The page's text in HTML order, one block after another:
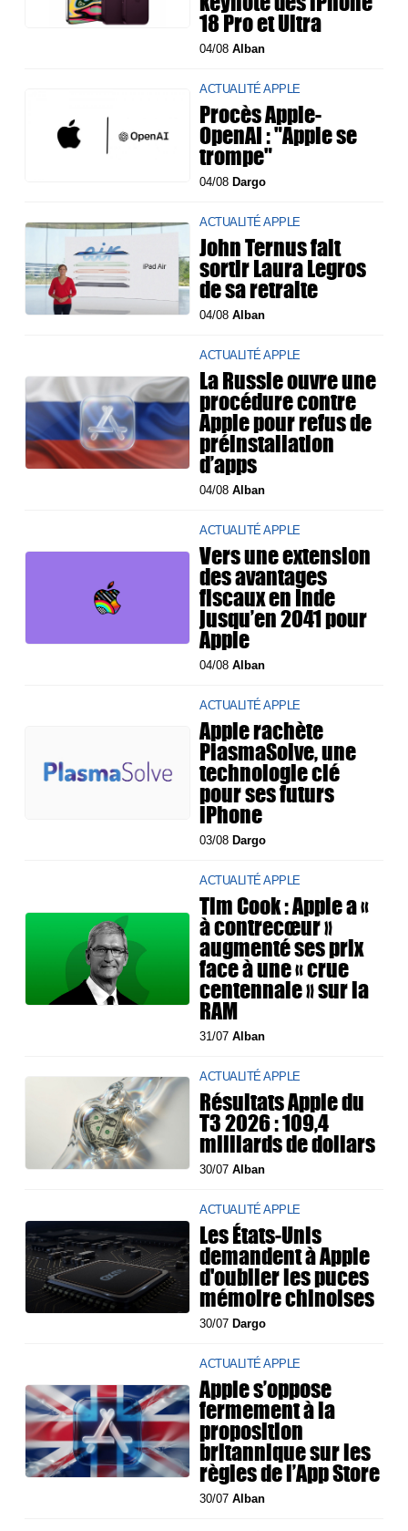
18 Pro et Ultra
04/08Alban
ACTUALITÉ APPLE
Procès Apple-
OpenAI : "Apple se
trompe"
04/08 Dargo
ACTUALITÉ APPLE
John Ternus fait
sortir Laura Legros
de sa retraite
04/08Alban
ACTUALITÉ APPLE
La Russie ouvre une
procédure contre
Apple pour refus de
préinstallation
d’apps
04/08Alban
ACTUALITÉ APPLE
Vers une extension
des avantages
fiscaux en Inde
jusqu’en 2041 pour
Apple
04/08Alban
ACTUALITÉ APPLE
Apple rachète
PlasmaSolve, une
technologie clé
pour ses futurs
iPhone
03/08 Dargo
ACTUALITÉ APPLE
Tim Cook : Apple a «
à contrecœur »
augmenté ses prix
face à une « crue
centennale » sur la
RAM
31/07Alban
ACTUALITÉ APPLE
Résultats Apple du
T3 2026 : 109,4
milliards de dollars
30/07Alban
ACTUALITÉ APPLE
Les États-Unis
demandent à Apple
d'oublier les puces
mémoire chinoises
30/07 Dargo
ACTUALITÉ APPLE
Apple s’oppose
fermement à la
proposition
britannique sur les
règles de l’App Store
30/07Alban